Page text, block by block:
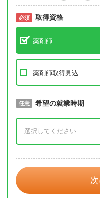
必須 取得資格
薬剤師
薬剤師取得見込
必須 取得予定年
任意 希望の就業時期